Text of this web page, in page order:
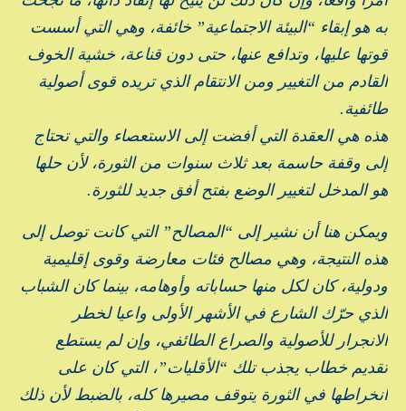
به هو إبقاء “البيئة الاجتماعية” خائفة، وهي التي أسست
قوتها عليها، وتدافع عنها، حتى دون قناعة، خشية الخوف
القادم من التغيير ومن الانتقام الذي تريده قوى أصولية
طائفية.
هذه هي العقدة التي أفضت إلى الاستعصاء والتي تحتاج
إلى وقفة حاسمة بعد ثلاث سنوات من الثورة، لأن حلها
هو المدخل لتغيير الوضع بفتح أفق جديد للثورة.
ويمكن هنا أن نشير إلى “المصالح” التي كانت توصل إلى
هذه النتيجة، وهي مصالح فئات معارضة وقوى إقليمية
ودولية، كان لكل منها حساباته وأوهامه، بينما كان الشباب
الذي حرّك الشارع في الأشهر الأولى واعيا لخطر
الانجرار للأصولية والصراع الطائفي، وإن لم يستطع
تقديم خطاب يجذب تلك “الأقليات”، التي كان على
انخراطها في الثورة يتوقف مصيرها كله، بالضبط لأن ذلك